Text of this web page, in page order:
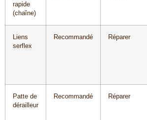
rapide
(chaîne)
Liens
serflex
Recommandé Réparer
Patte de
dérailleur
Recommandé Réparer